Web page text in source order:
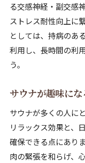
る交感神経・副交感
ストレス耐性向上に
としては、持病のあ
利用し、長時間の利
う。
サウナが趣味に
サウナが多くの人に
リラックス効果と、
確保できる点にあり
肉の緊張を和らげ、